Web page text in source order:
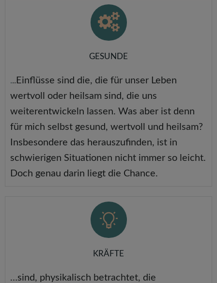
GESUNDE
... Einflüsse sind die, die für unser Leben
wertvoll oder heilsam sind, die uns
weiterentwickeln lassen. Was aber ist denn
für mich selbst gesund, wertvoll und heilsam?
Insbesondere das herauszufinden, ist in
schwierigen Situationen nicht immer so leicht.
Doch genau darin liegt die Chance.
KRÄFTE
…sind, physikalisch betrachtet, die